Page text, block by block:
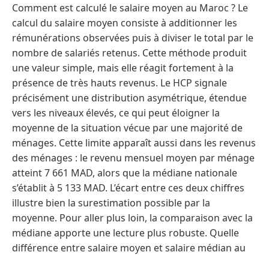
Comment est calculé le salaire moyen au Maroc ? Le
calcul du salaire moyen consiste à additionner les
rémunérations observées puis à diviser le total par le
nombre de salariés retenus. Cette méthode produit
une valeur simple, mais elle réagit fortement à la
présence de très hauts revenus. Le HCP signale
précisément une distribution asymétrique, étendue
vers les niveaux élevés, ce qui peut éloigner la
moyenne de la situation vécue par une majorité de
ménages. Cette limite apparaît aussi dans les revenus
des ménages : le revenu mensuel moyen par ménage
atteint 7 661 MAD, alors que la médiane nationale
s’établit à 5 133 MAD. L’écart entre ces deux chiffres
illustre bien la surestimation possible par la
moyenne. Pour aller plus loin, la comparaison avec la
médiane apporte une lecture plus robuste. Quelle
différence entre salaire moyen et salaire médian au